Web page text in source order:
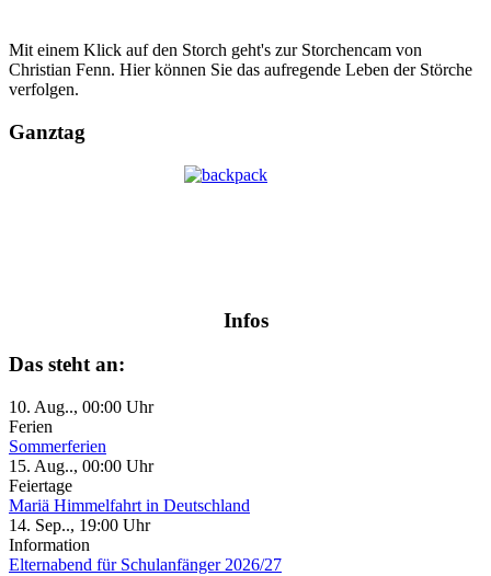
Mit einem Klick auf den Storch geht's zur Storchencam von
Christian Fenn. Hier können Sie das aufregende Leben der Störche
verfolgen.
Ganztag
Infos
Das steht an:
10. Aug.., 00:00 Uhr
Ferien
Sommerferien
15. Aug.., 00:00 Uhr
Feiertage
Mariä Himmelfahrt in Deutschland
14. Sep.., 19:00 Uhr
Information
Elternabend für Schulanfänger 2026/27